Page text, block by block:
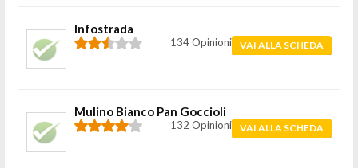
Infostrada
134 Opinioni VAI ALLA SCHEDA
Mulino Bianco Pan Goccioli
132 Opinioni VAI ALLA SCHEDA